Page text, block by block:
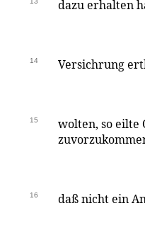
dazu erhalten
14 Versichrung
15
wolten, so eilte
16 daß nicht ein